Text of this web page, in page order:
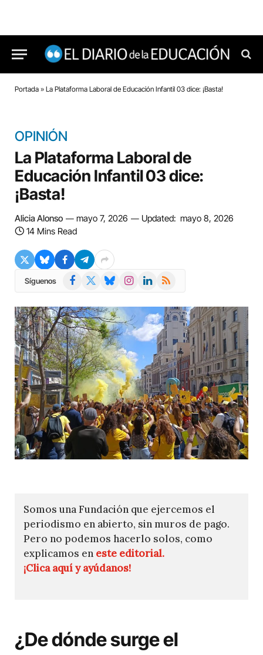
Portada » La Plataforma Laboral de Educación Infantil 03 dice: ¡Basta!
OPINIÓN
La Plataforma Laboral de
Educación Infantil 03 dice:
¡Basta!
Alicia Alonso mayo 7, 2026 Updated: mayo 8, 2026
14 Mins Read
Síguenos Facebook BlueskyInstagramLinkedIn
RSS
Somos una Fundación que ejercemos el
periodismo en abierto, sin muros de pago.
Pero no podemos hacerlo solos, como
explicamos en este editorial.
¡Clica aquí y ayúdanos!
¿De dónde surge el